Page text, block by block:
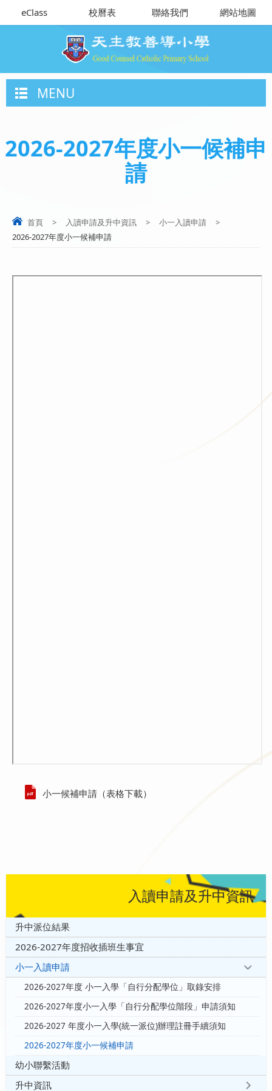
eClass 校曆表 聯絡我們 網站地圖
MENU
2026-2027年度小一候補申
請
首頁 > 入讀申請及升中資訊 > 小一入讀申請
>
2026-2027年度小一候補申請
小一候補申請（表格下載）
入讀申請及升中資訊
升中派位結果
2026-2027年度招收插班生事宜
小一入讀申請
2026-2027年度 小一入學「自行分配學位」取錄安排
2026-2027年度小一入學「自行分配學位階段」申請須知
2026-2027 年度小一入學(統一派位)辦理註冊手續須知
2026-2027年度小一候補申請
幼小聯繫活動
升中資訊